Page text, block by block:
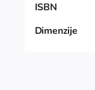
ISBN
Dimenzije